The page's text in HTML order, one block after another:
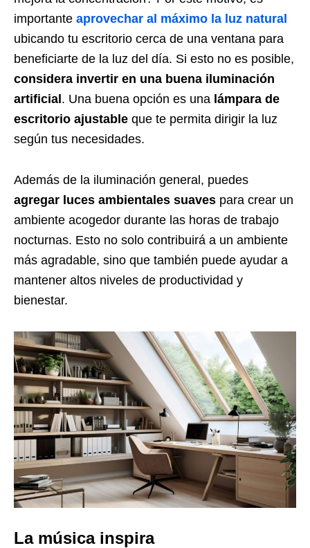
importante aprovechar al máximo la luz natural
ubicando tu escritorio cerca de una ventana para
beneficiarte de la luz del día. Si esto no es posible,
considera invertir en una buena iluminación
artificial . Una buena opción es una lámpara de
escritorio ajustable que te permita dirigir la luz
según tus necesidades.
Además de la iluminación general, puedes
agregar luces ambientales suaves para crear un
ambiente acogedor durante las horas de trabajo
nocturnas. Esto no solo contribuirá a un ambiente
más agradable, sino que también puede ayudar a
mantener altos niveles de productividad y
bienestar.
La música inspira